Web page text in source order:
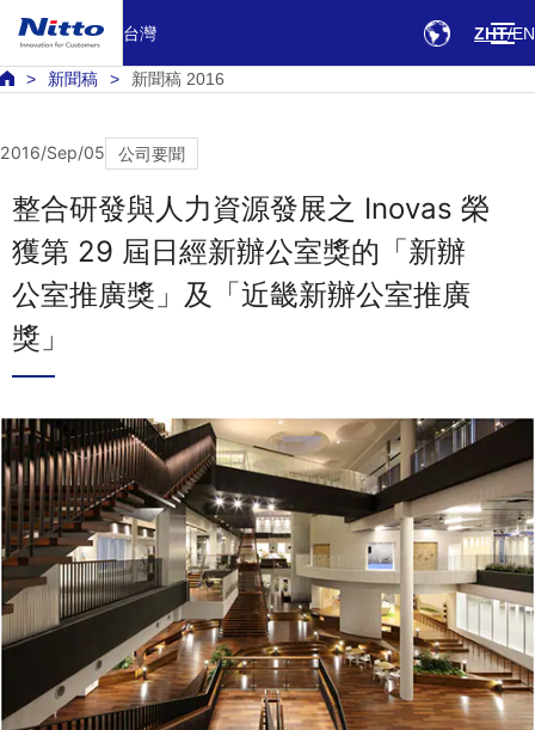
台灣 ZHT EN
新聞稿 新聞稿 2016
2016/Sep/05 公司要聞
整合研發與人力資源發展之 Inovas 榮
獲第 29 屆日經新辦公室獎的「新辦
公室推廣獎」及「近畿新辦公室推廣
獎」